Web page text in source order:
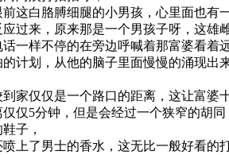
这白胳膊细腿的小男孩，心里面也有
过来，原来那是一个男孩子呀，这
一样不停的在旁边呼喊着那富婆看着
计划，从他的脑子里面慢慢的涌现
家仅仅是一个路口的距离，这让富婆
仅5分钟，但是会经过一个狭窄的胡
子，
上了男士的香水，这无比一般好看的